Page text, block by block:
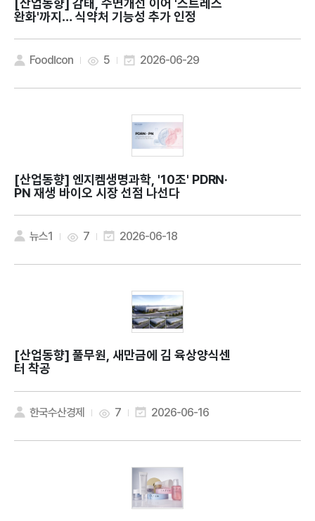
[산업동향]
완화'까지… 식약처 기능성 추가 인정
FoodIcon 5 2026-06-29
[산업동향]
PN 재생 바이오 시장 선점 나선다
뉴스1 7 2026-06-18
[산업동향]
터 착공
한국수산경제 7 2026-06-16